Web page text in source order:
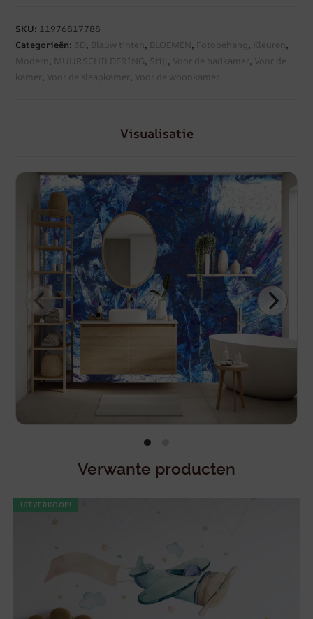
SKU: 11976817788
Categorieën: 3D , Blauw tinten , BLOEMEN , Fotobehang, Kleuren ,
Modern , MUURSCHILDERING, Stijl, Voor de badkamer, Voor de
kamer, Voor de slaapkamer, Voor de woonkamer
Visualisatie
Verwante producten
UITVERKOOP!